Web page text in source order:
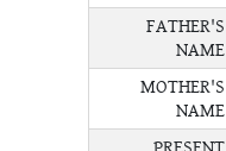
FATHER'S
NAME
MOTHER'S
NAME